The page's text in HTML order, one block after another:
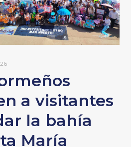
a visitantes
la bahía
María